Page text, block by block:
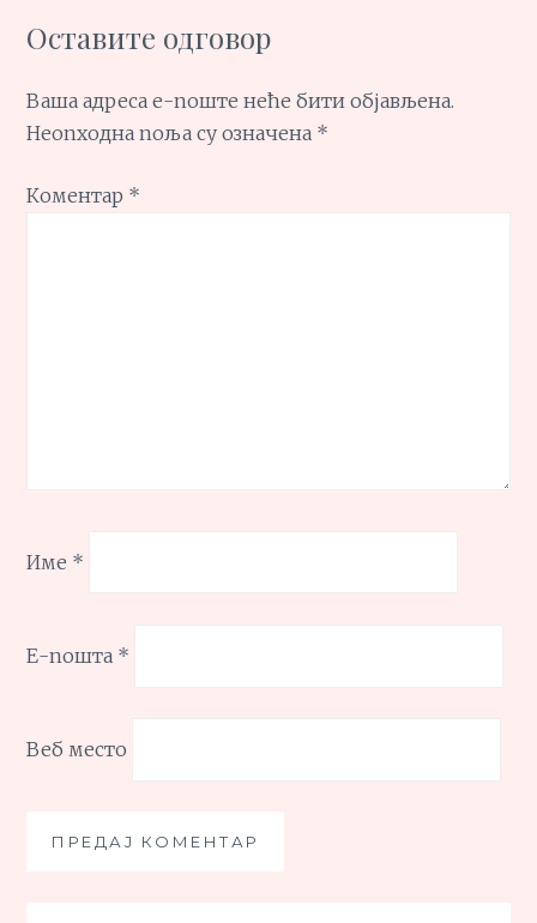
Оставите одговор
Ваша адреса е-поште неће бити објављена.
Неопходна поља су означена *
Коментар *
Име *
Е-пошта *
Веб место